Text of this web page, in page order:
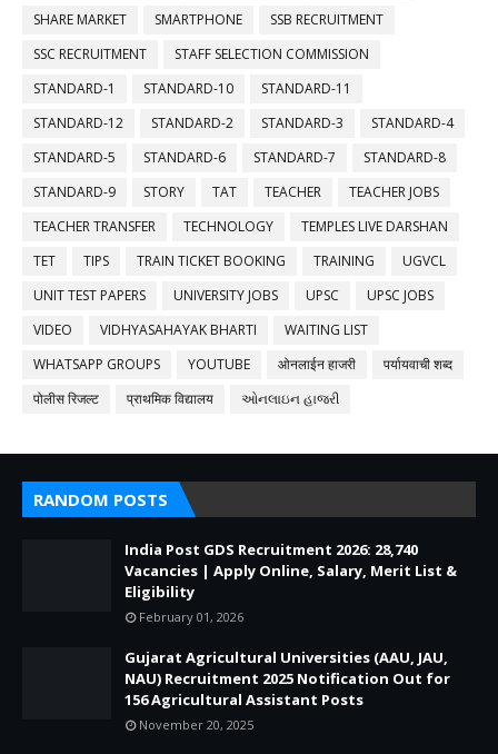
SHARE MARKET
SMARTPHONE
SSB RECRUITMENT
SSC RECRUITMENT
STAFF SELECTION COMMISSION
STANDARD-1
STANDARD-10
STANDARD-11
STANDARD-12
STANDARD-2 STANDARD-3
STANDARD-4
STANDARD-5
STANDARD-6 STANDARD-7
STANDARD-8
STANDARD-9
STORY TAT TEACHER
TEACHER JOBS
TEACHER TRANSFER
TECHNOLOGY
TEMPLES LIVE DARSHAN
TET
TIPS TRAIN TICKET BOOKING TRAINING
UGVCL
UNIT TEST PAPERS
UNIVERSITY JOBS UPSC
UPSC JOBS
VIDEO
VIDHYASAHAYAK BHARTI
WAITING LIST
WHATSAPP GROUPS
YOUTUBE ओनलाईन हाजरी
पर्यायवाची शब्द
पोलीस रिजल्ट
प्राथमिक विद्यालय ઓનલાઇન હાજરી
RANDOM POSTS
India Post GDS Recruitment 2026: 28,740
Vacancies | Apply Online, Salary, Merit List &
Eligibility
February 01, 2026
Gujarat Agricultural Universities (AAU, JAU,
NAU) Recruitment 2025 Notification Out for
156 Agricultural Assistant Posts
November 20, 2025